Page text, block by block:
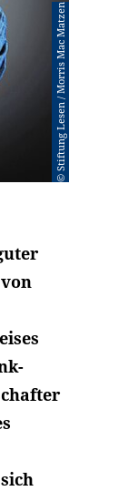
© Stiftung Lesen / Morris Mac Matzen